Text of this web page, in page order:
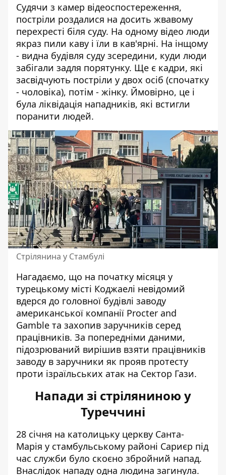
Судячи з камер відеоспостереження,
постріли роздалися на досить жвавому
перехресті біля суду. На одному відео люди
якраз пили каву і їли в кав'ярні. На інщому
- видна будівля суду зсередини, куди люди
забігали задля порятунку. Ще є кадри, які
засвідчують постріли у двох осіб (спочатку
- чоловіка), потім - жінку. Ймовірно, це і
була ліквідація нападників, які встигли
поранити людей.
Стрілянина у Стамбулі
Нагадаємо, що на початку місяця у
турецькому місті Коджаелі невідомий
вдерся до головної будівлі заводу
американської компанії Procter and
Gamble та захопив заручників серед
працівників. За попередніми даними,
підозрюваний вирішив взяти працівників
заводу в заручники як прояв протесту
проти ізраїльських атак на Сектор Гази.
Напади зі стріляниною у
Туреччині
28 січня на католицьку церкву Санта-
Марія у стамбульському районі Сариєр під
час служби було скоєно збройний напад.
Внаслідок нападу одна людина загинула.